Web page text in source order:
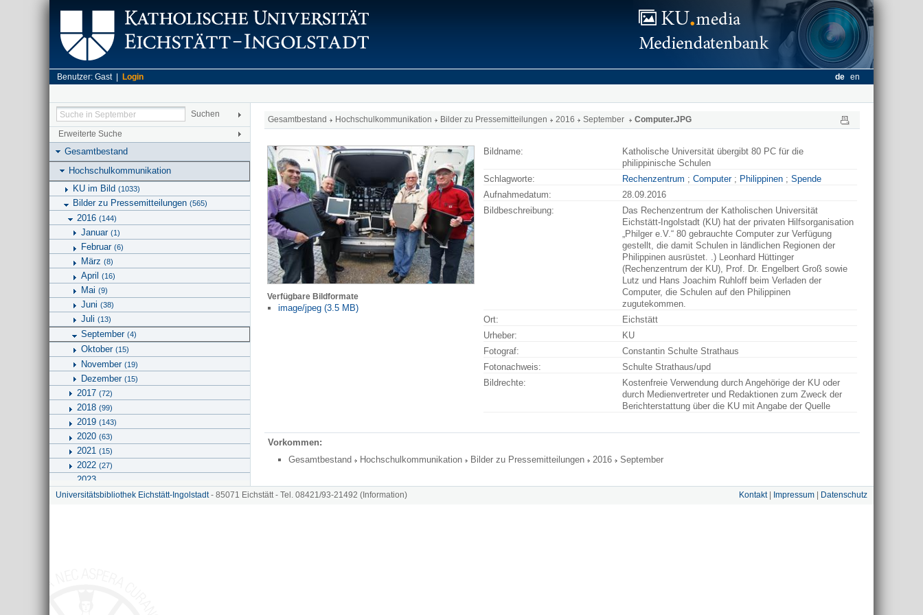
Benutzer: Gast | Login de en
Erweiterte Suche
Gesamtbestand
Hochschulkommunikation
KU im Bild (1033)
Bilder zu Pressemitteilungen (565)
2016 (144)
Januar (1)
Februar (6)
März (8)
April (16)
Mai (9)
Juni (38)
Juli (13)
September (4)
Oktober (15)
November (19)
Dezember (15)
2017 (72)
2018 (99)
2019 (143)
2020 (63)
2021 (15)
2022 (27)
2023
2026(2)
Gesamtbestand Hochschulkommunikation Bilder zu Pressemitteilungen 2016 September Computer.JPG
Verfügbare Bildformate
image/jpeg (3.5 MB)
Bildname:
Katholische Universität übergibt 80 PC für die
philippinische Schulen
Schlagworte:
Rechenzentrum ; Computer; Philippinen ; Spende
Aufnahmedatum:
28.09.2016
Bildbeschreibung:
Das Rechenzentrum der Katholischen Universität
Eichstätt-Ingolstadt (KU) hat der privaten Hilfsorganisation
„Philger e.V.“ 80 gebrauchte Computer zur Verfügung
gestellt, die damit Schulen in ländlichen Regionen der
Philippinen ausrüstet. .) Leonhard Hüttinger
(Rechenzentrum der KU), Prof. Dr. Engelbert Groß sowie
Lutz und Hans Joachim Ruhloff beim Verladen der
Computer, die Schulen auf den Philippinen
zugutekommen.
Ort:
Eichstätt
Urheber:
KU
Fotograf:
Constantin Schulte Strathaus
Fotonachweis:
Schulte Strathaus/upd
Bildrechte:
Kostenfreie Verwendung durch Angehörige der KU oder
durch Medienvertreter und Redaktionen zum Zweck der
Berichterstattung über die KU mit Angabe der Quelle
Vorkommen:
Gesamtbestand
Hochschulkommunikation Bilder zu Pressemitteilungen 2016 September
Universitätsbibliothek Eichstätt-Ingolstadt- 85071 Eichstätt - Tel. 08421/93-21492 (Information) Kontakt| Impressum Datenschutz